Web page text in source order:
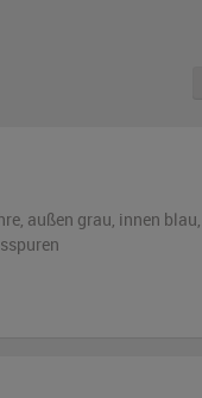
außen grau, innen blau,